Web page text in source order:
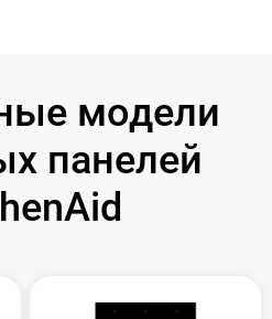
модели
панелей